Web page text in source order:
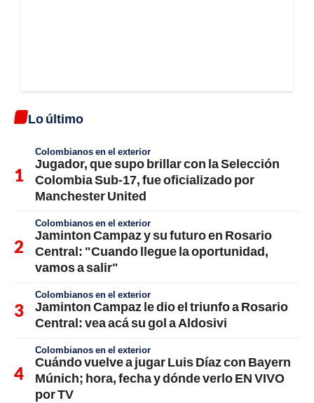
Lo último
Colombianos en el exterior
Jugador, que supo brillar con la Selección
Colombia Sub-17, fue oficializado por
Manchester United
Colombianos en el exterior
Jaminton Campaz y su futuro en Rosario
Central: "Cuando llegue la oportunidad,
vamos a salir"
Colombianos en el exterior
Jaminton Campaz le dio el triunfo a Rosario
Central: vea acá su gol a Aldosivi
Colombianos en el exterior
Cuándo vuelve a jugar Luis Díaz con Bayern
Múnich; hora, fecha y dónde verlo EN VIVO
por TV